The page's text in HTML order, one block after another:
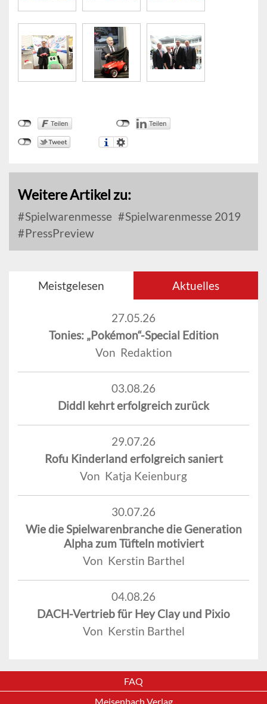
Weitere Artikel zu:
Spielwarenmesse
Spielwarenmesse 2019
PressPreview
Meistgelesen Aktuelles
27.05.26
Tonies: „Pokémon“-Special Edition
Von Redaktion
03.08.26
Diddl kehrt erfolgreich zurück
29.07.26
Rofu Kinderland erfolgreich saniert
Von Katja Keienburg
30.07.26
Wie die Spielwarenbranche die Generation
Alpha zum Tüfteln motiviert
Von Kerstin Barthel
04.08.26
DACH-Vertrieb für Hey Clay und Pixio
Von Kerstin Barthel
FAQ
Meisenbach Verlag